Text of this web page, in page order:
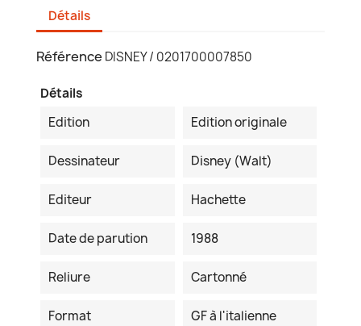
Détails
Référence DISNEY / 0201700007850
Détails
Edition
Edition originale
Dessinateur Disney (Walt)
Editeur Hachette
Date de parution 1988
Reliure Cartonné
Format GF à l'italienne